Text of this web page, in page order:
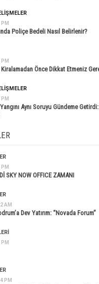
Poliçe Bedeli Nasıl Belirlenir?
Önce Dikkat Etmeniz
Aynı Soruyu Gündeme Getirdi:
SKY NOW OFFICE ZAMANI
AM
Dev Yatırım: “Novada Forum”
PM